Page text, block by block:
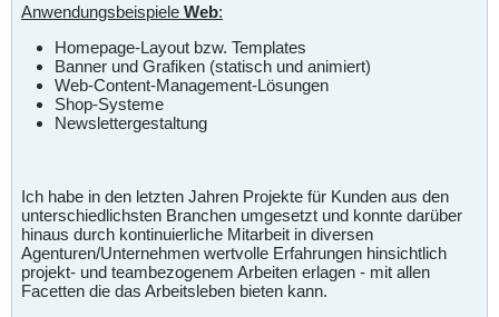
Anwendungsbeispiele Web:
Homepage-Layout bzw. Templates
Banner und Grafiken (statisch und animiert)
Web-Content-Management-Lösungen
Shop-Systeme
Newslettergestaltung
Ich habe in den letzten Jahren Projekte für Kunden aus den
unterschiedlichsten Branchen umgesetzt und konnte darüber
hinaus durch kontinuierliche Mitarbeit in diversen
Agenturen/Unternehmen wertvolle Erfahrungen hinsichtlich
projekt- und teambezogenem Arbeiten erlagen - mit allen
Facetten die das Arbeitsleben bieten kann.